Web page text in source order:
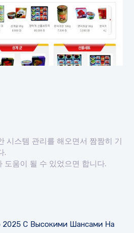
시스템 관리를 해오면서 짬짬히 기
.
도움이 될 수 있었으면 합니다.
2025 С Высокими Шансами На